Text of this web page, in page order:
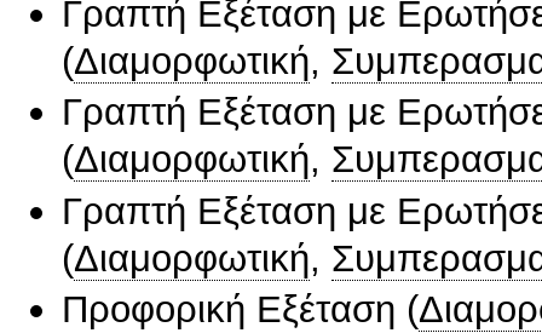
Γραπτή Εξέταση με
(Διαμορφωτική,
Γραπτή Εξέταση με
(Διαμορφωτική,
Γραπτή Εξέταση με
(Διαμορφωτική,
Προφορική Εξέταση (